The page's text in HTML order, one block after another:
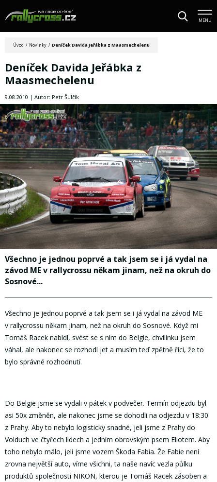
MENU
Úvod / Novinky / Deníček Davida Jeřábka z Maasmechelenu
Deníček Davida Jeřábka z
Maasmechelenu
9.08.2010 | Autor: Petr Šulčík
Všechno je jednou poprvé a tak jsem se i já vydal na
závod ME v rallycrossu někam jinam, než na okruh do
Sosnové...
Všechno je jednou poprvé a tak jsem se i já vydal na závod ME
v rallycrossu někam jinam, než na okruh do Sosnové. Když mi
Tomáš Racek nabídl, svést se s ním do Belgie, chvilinku jsem
váhal, ale nakonec se rozhodl jet a musím teď zpětně říci, že to
bylo správné rozhodnutí.
Do Belgie jsme se vydali v pátek v podvečer. Termín odjezdu byl
asi 50x změněn, ale nakonec jsme se dohodli na odjezdu v 18:30
z Prahy. Aby to nebylo logisticky snadné, jeli jsme z Prahy do
Volduch ve čtyřech lidech a jedním obrovským psem Eliotem. Aby
toho nebylo málo, jeli jsme vozem Škoda Fabia. Že Fabie není
zrovna největší auto, víme všichni, ta naše navíc vezla půlku
produktů společnosti NIKON, kterou je Tomáš Racek zásoben a